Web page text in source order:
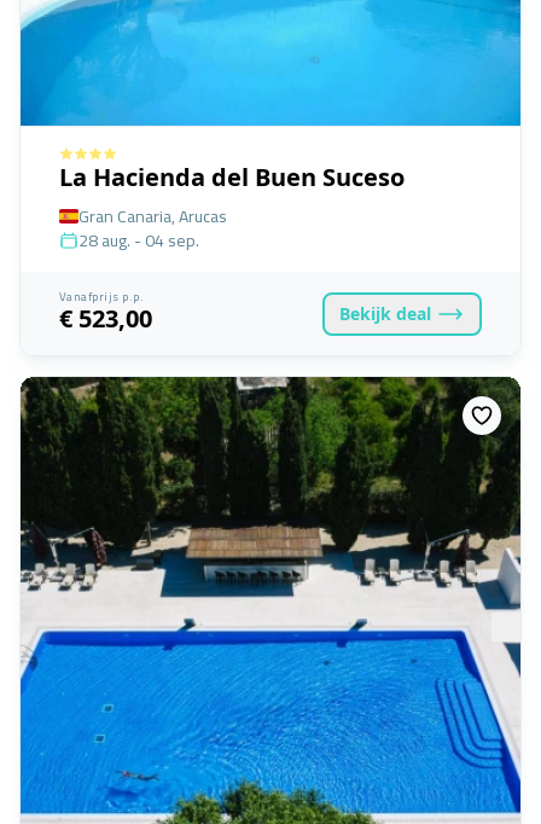
La Hacienda del Buen Suceso
Gran Canaria, Arucas
28 aug. - 04 sep.
Vanafprijs p.p.
€ 523,00 Bekijk deal